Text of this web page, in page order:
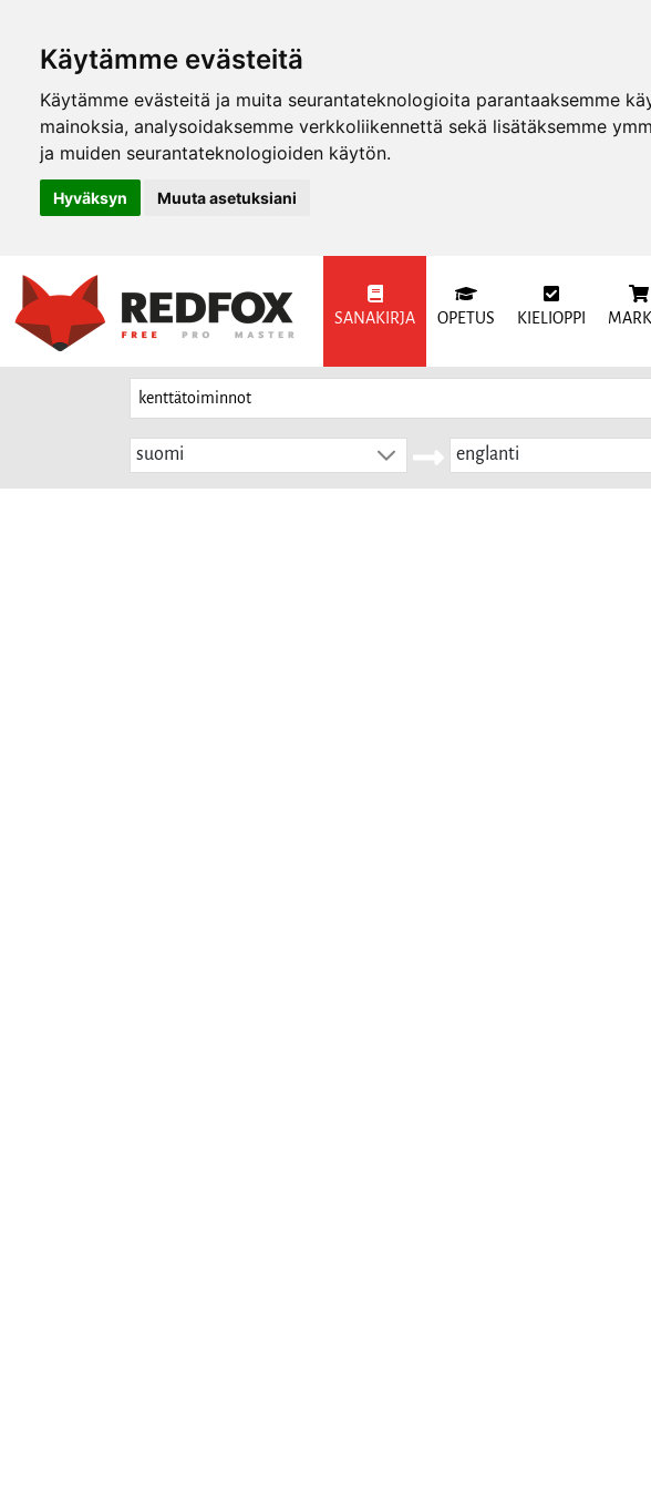
Käytämme evästeitä
Käytämme evästeitä ja muita seurantateknologioita parantaaksemme
mainoksia, analysoidaksemme verkkoliikennettä sekä lisätäksemme
ja muiden seurantateknologioiden käytön.
Hyväksyn Muuta asetuksiani
SANAKIRJA OPETUS KIELIOPPI
suomi englanti